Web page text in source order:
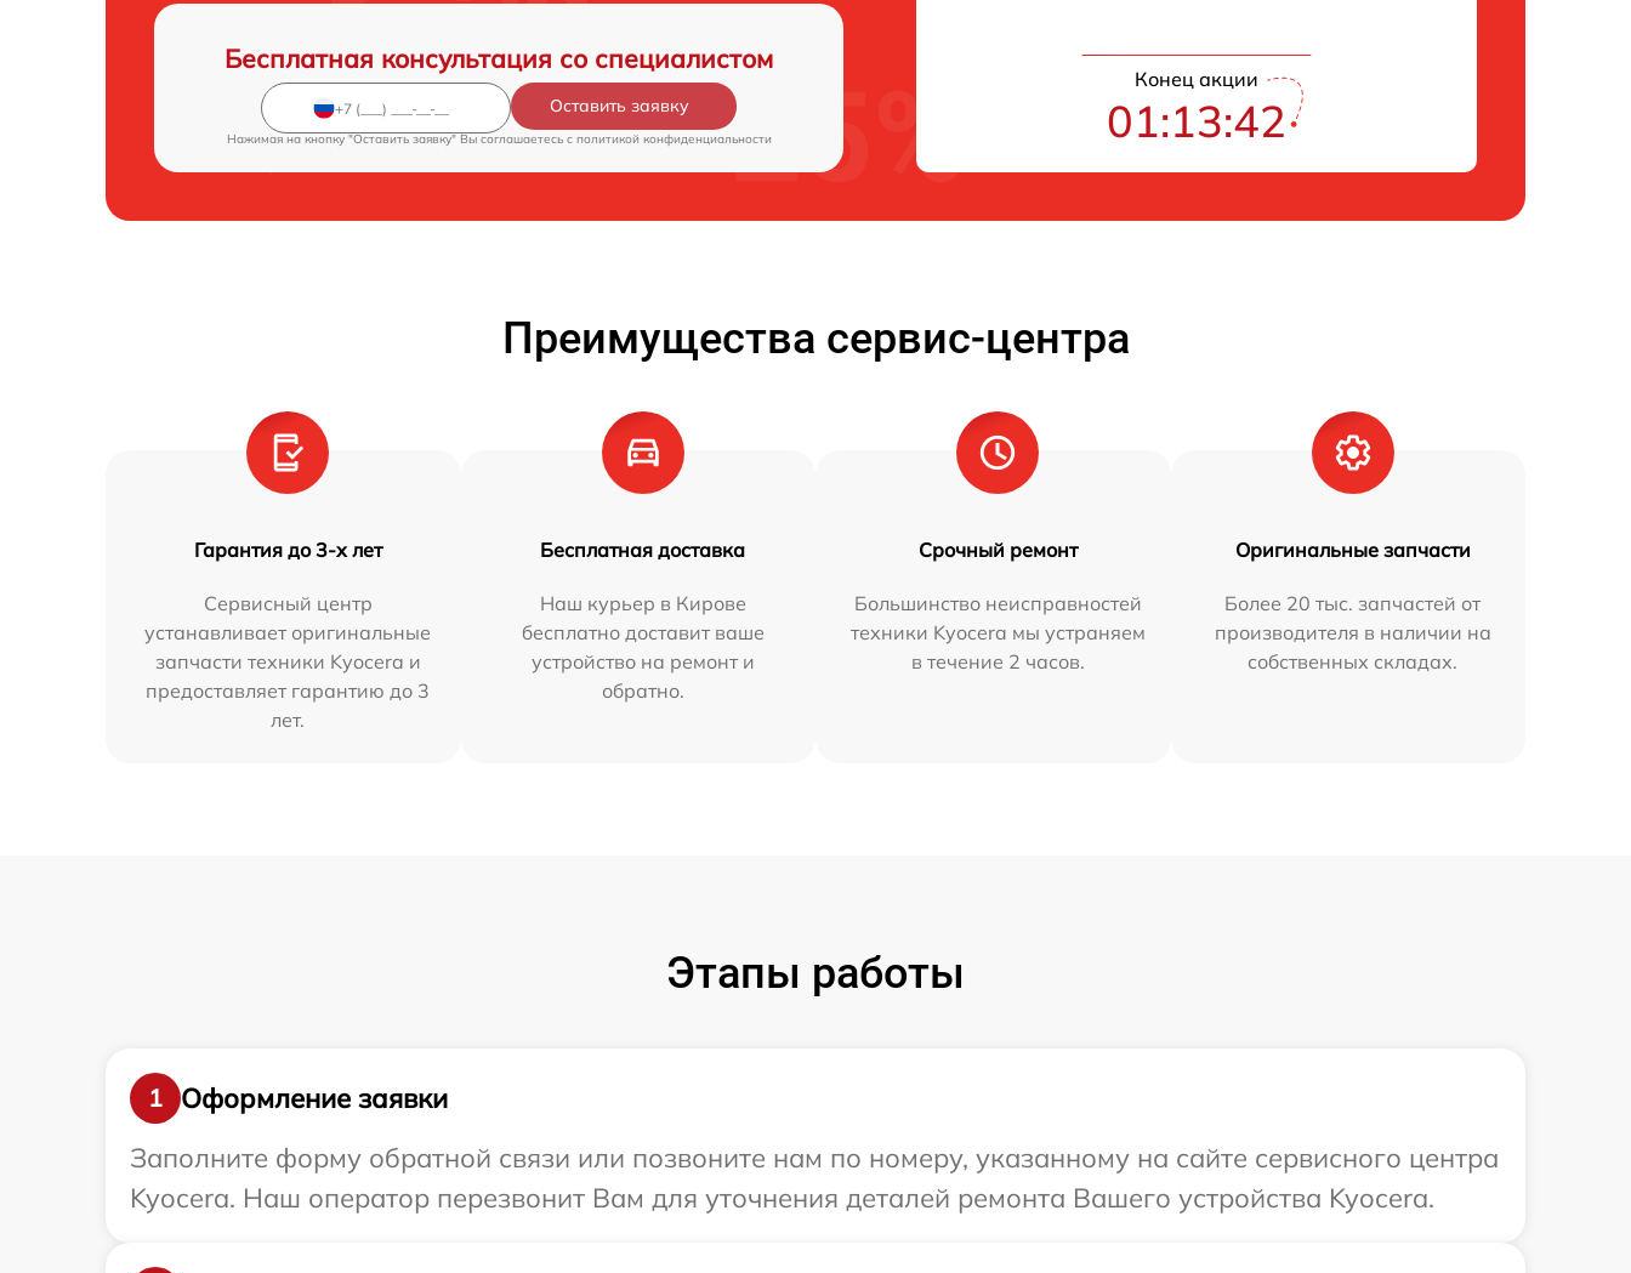
Бесплатная консультация со специалистом
Оставить заявку
Нажимая на кнопку "Оставить заявку" Вы соглашаетесь c политикой конфиденциальности
Конец акции
01:13:41
Преимущества сервис-центра
Гарантия до 3-х лет
Сервисный центр
устанавливает оригинальные
запчасти техники Kyocera и
предоставляет гарантию до 3
лет.
Бесплатная доставка
Наш курьер в Кирове
бесплатно доставит ваше
устройство на ремонт и
обратно.
Срочный ремонт
Большинство неисправностей
техники Kyocera мы устраняем
в течение 2 часов.
Оригинальные запчасти
Более 20 тыс. запчастей от
производителя в наличии на
собственных складах.
Этапы работы
1
Оформление заявки
Заполните форму обратной связи или позвоните нам по номеру, указанному на сайте сервисного центра
Kyocera. Наш оператор перезвонит Вам для уточнения деталей ремонта Вашего устройства Kyocera.